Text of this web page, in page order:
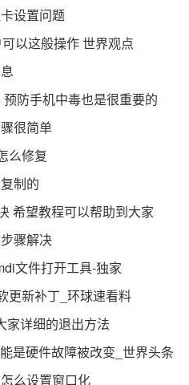
设置问题
以这般操作 世界观点
防手机中毒也是很重要的
很简单
么修复
制的
希望教程可以帮助到大家
骤解决
文件打开工具-独家
更新补丁_环球速看料
家详细的退出方法
是硬件故障被改变_世界头条
么设置窗口化